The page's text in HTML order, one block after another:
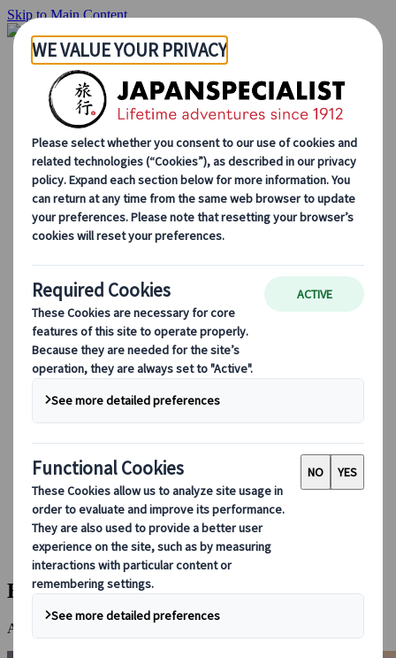
Skip to Main Content
Inizio
Itinerari di viaggio
Itinerari individuali
Tour guidati
Drive & stay
Tour di serie
Escursioni
Tour di gruppo su misura
Japan Rail Pass
Come lavoriamo
Chi siamo
Il nostro team
Blog
Consigli di viaggio per ogni stagione
Attrazioni principali
Approfondimenti culturali
Esperienze culinarie
Alla scoperta del Giappone in treno
Domande frequenti
Informazioni essenziali
Regole di etichetta
Guidare in Giappone
Prenotare con noi
Japan Rail Pass
Strutture ricettive
Consulenza online
Japanspecialist
Destinazioni
Tutte le destinazioni
Hakodate
Hakodate
Autentica città portuale con panorami meravigliosi e grandi sapori.